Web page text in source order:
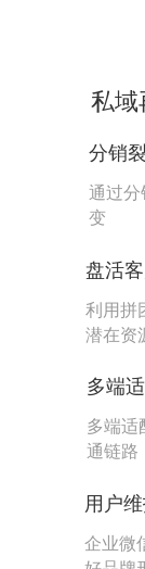
私域
分销
通过分
变
盘活
利用拼
潜在资
多端
多端适
通链路
用户
企业微